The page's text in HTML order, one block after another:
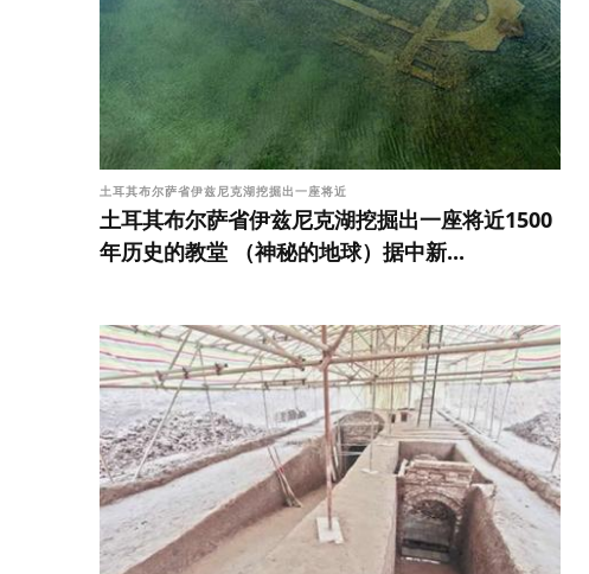
土耳其布尔萨省伊兹尼克湖挖掘出一座将近
土耳其布尔萨省伊兹尼克湖挖掘出一座将近1500
年历史的教堂 （神秘的地球）据中新...